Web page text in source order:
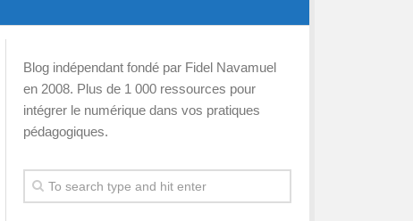
Blog indépendant fondé par Fidel Navamuel
en 2008. Plus de 1 000 ressources pour
intégrer le numérique dans vos pratiques
pédagogiques.